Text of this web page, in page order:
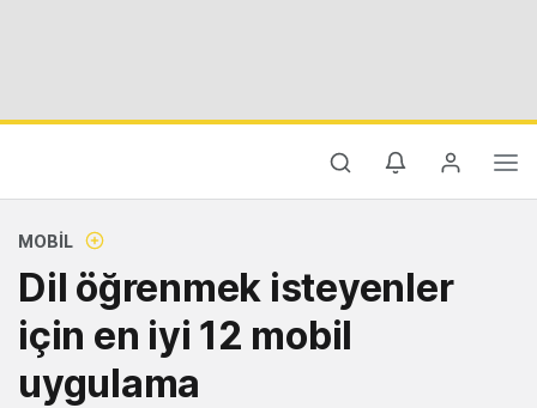
MOBIL
Dil öğrenmek isteyenler
için en iyi 12 mobil
uygulama